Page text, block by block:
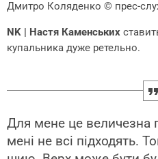
Дмитро Коляденко © прес-
NK | Настя Каменських
купальника дуже ретельно.
Для мене це величезна
мені не всі підходять.